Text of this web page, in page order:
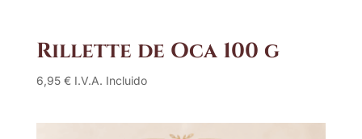
Rillette de Oca 100 g
6,95 € I.V.A. Incluido